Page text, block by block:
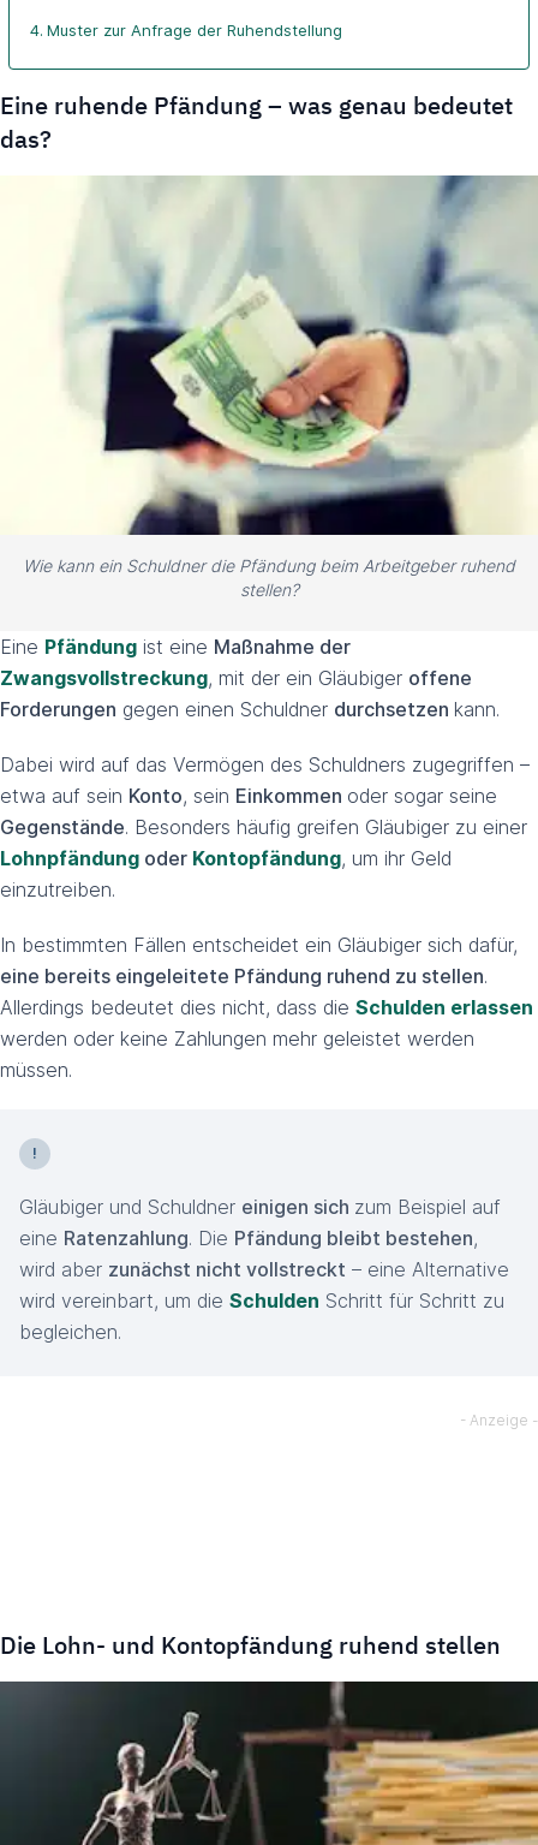
Muster zur Anfrage der Ruhendstellung
Eine ruhende Pfändung – was genau bedeutet
das?
Wie kann ein Schuldner die Pfändung beim Arbeitgeber ruhend
stellen?
Eine Pfändung ist eine Maßnahme der
Zwangsvollstreckung, mit der ein Gläubiger offene
Forderungen gegen einen Schuldner durchsetzen kann.
Dabei wird auf das Vermögen des Schuldners zugegriffen –
etwa auf sein Konto, sein Einkommen oder sogar seine
Gegenstände. Besonders häufig greifen Gläubiger zu einer
Lohnpfändung oder Kontopfändung, um ihr Geld
einzutreiben.
In bestimmten Fällen entscheidet ein Gläubiger sich dafür,
eine bereits eingeleitete Pfändung ruhend zu stellen.
Allerdings bedeutet dies nicht, dass die Schulden erlassen
werden oder keine Zahlungen mehr geleistet werden
müssen.
Gläubiger und Schuldner einigen sich zum Beispiel auf
eine Ratenzahlung. Die Pfändung bleibt bestehen,
wird aber zunächst nicht vollstreckt – eine Alternative
wird vereinbart, um die Schulden Schritt für Schritt zu
begleichen.
Die Lohn- und Kontopfändung ruhend stellen